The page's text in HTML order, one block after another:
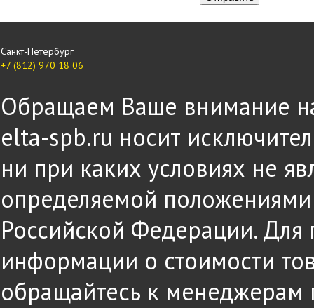
Санкт-Петербург
+7 (812) 970 18 06
Обращаем Ваше внимание
elta-spb.ru носит
ни при каких условиях не
определяемой положениями
Российской Федерации.
информации о стоимости
обращайтесь к